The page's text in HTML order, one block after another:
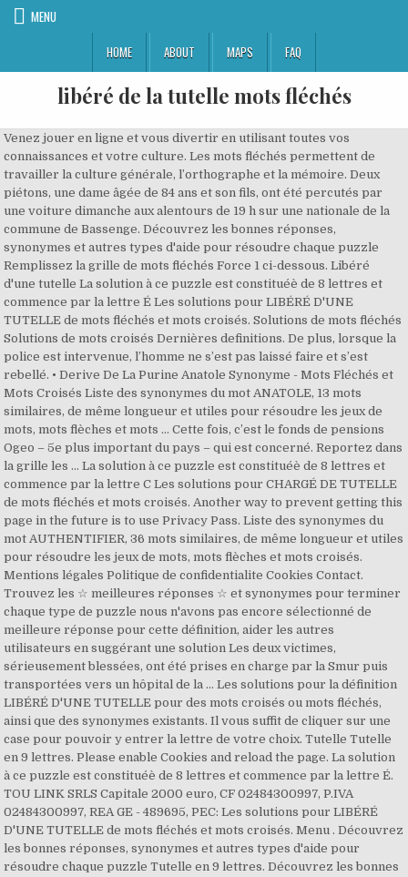
MENU
HOME
ABOUT MAPS FAQ
libéré de la tutelle mots fléchés
Venez jouer en ligne et vous divertir en utilisant toutes vos
connaissances et votre culture. Les mots fléchés permettent de
travailler la culture générale, l’orthographe et la mémoire. Deux
piétons, une dame âgée de 84 ans et son fils, ont été percutés par
une voiture dimanche aux alentours de 19 h sur une nationale de la
commune de Bassenge. Découvrez les bonnes réponses,
synonymes et autres types d'aide pour résoudre chaque puzzle
Remplissez la grille de mots fléchés Force 1 ci-dessous. Libéré
d'une tutelle La solution à ce puzzle est constituéè de 8 lettres et
commence par la lettre É Les solutions pour LIBÉRÉ D'UNE
TUTELLE de mots fléchés et mots croisés. Solutions de mots fléchés
Solutions de mots croisés Dernières definitions. De plus, lorsque la
police est intervenue, l’homme ne s’est pas laissé faire et s’est
rebellé. • Derive De La Purine Anatole Synonyme - Mots Fléchés et
Mots Croisés Liste des synonymes du mot ANATOLE, 13 mots
similaires, de même longueur et utiles pour résoudre les jeux de
mots, mots flèches et mots … Cette fois, c’est le fonds de pensions
Ogeo – 5e plus important du pays – qui est concerné. Reportez dans
la grille les … La solution à ce puzzle est constituéè de 8 lettres et
commence par la lettre C Les solutions pour CHARGÉ DE TUTELLE
de mots fléchés et mots croisés. Another way to prevent getting this
page in the future is to use Privacy Pass. Liste des synonymes du
mot AUTHENTIFIER, 36 mots similaires, de même longueur et utiles
pour résoudre les jeux de mots, mots flèches et mots croisés.
Mentions légales Politique de confidentialite Cookies Contact.
Trouvez les ☆ meilleures réponses ☆ et synonymes pour terminer
chaque type de puzzle nous n'avons pas encore sélectionné de
meilleure réponse pour cette définition, aider les autres
utilisateurs en suggérant une solution Les deux victimes,
sérieusement blessées, ont été prises en charge par la Smur puis
transportées vers un hôpital de la … Les solutions pour la définition
LIBÉRÉ D'UNE TUTELLE pour des mots croisés ou mots fléchés,
ainsi que des synonymes existants. Il vous suffit de cliquer sur une
case pour pouvoir y entrer la lettre de votre choix. Tutelle Tutelle
en 9 lettres. Please enable Cookies and reload the page. La solution
à ce puzzle est constituéè de 8 lettres et commence par la lettre É.
TOU LINK SRLS Capitale 2000 euro, CF 02484300997, P.IVA
02484300997, REA GE - 489695, PEC: Les solutions pour LIBÉRÉ
D'UNE TUTELLE de mots fléchés et mots croisés. Menu . Découvrez
les bonnes réponses, synonymes et autres types d'aide pour
résoudre chaque puzzle Tutelle en 9 lettres. Découvrez les bonnes